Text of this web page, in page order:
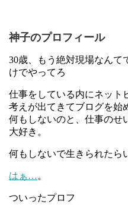
神子のプロフィール
30歳、もう絶対現場なんて
けでやってろ
仕事をしている内にネット
考えが出てきてブログを始
何もしないのと、仕事のせ
大好き。
何もしないで生きられたら
はぁ…。
ついったプロフ